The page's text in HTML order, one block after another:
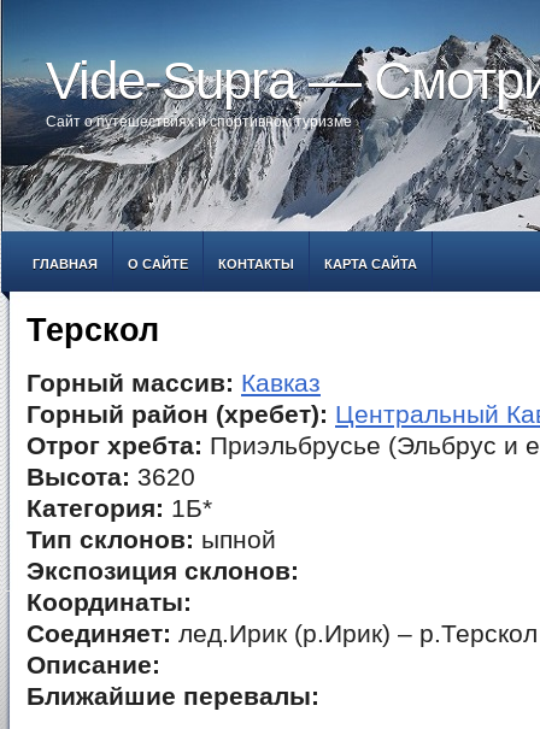
Vide-Supra —
Сайт о путешествиях и спортивном туризме
ГЛАВНАЯ О САЙТЕ КОНТАКТЫ КАРТА САЙТА
Терскол
Горный массив: Кавказ
Горный район (хребет): Центральный
Отрог хребта: Приэльбрусье (Эльбрус и
Высота: 3620
Категория: 1Б*
Тип склонов: ыпной
Экспозиция склонов:
Координаты:
Соединяет: лед.Ирик (р.Ирик) – р.Терскол
Описание:
Ближайшие перевалы: